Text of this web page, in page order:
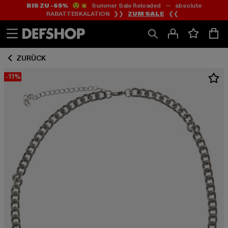
Zum
Inhalt
springen
Zum
Fußzeile
springen
BIS ZU -65%😲💥 Summer Sale Reloaded — absolute
RABATTESKALATION ❯❯ ZUM SALE ❮❮
ZURÜCK
-11%